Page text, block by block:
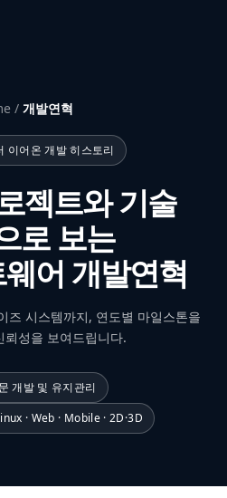
/ 개발연혁
이어온 개발 히스토리
젝트와 기술
로 보는
어 개발연혁
즈 시스템까지, 연도별 마일스톤을
뢰성을 보여드립니다.
개발 및 유지관리
· Web · Mobile · 2D·3D